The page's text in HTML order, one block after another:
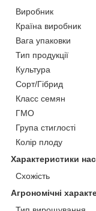
Виробник
Країна виробник
Вага упаковки
Тип продукції
Культура
Сорт/Гібрид
Класс семян
ГМО
Група стиглості
Колір плоду
Характеристики
Схожість
Агрономічні